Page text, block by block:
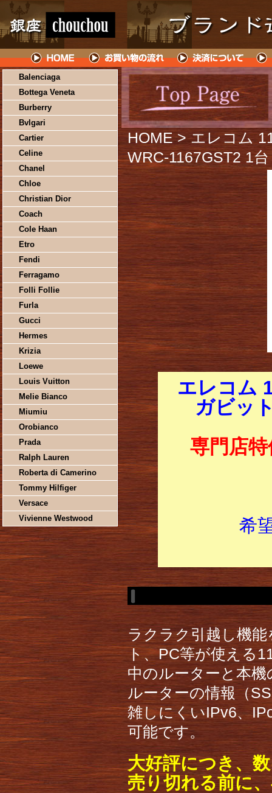
Balenciaga
Bottega Veneta
Burberry
Bvlgari
Cartier
Celine
Chanel
Chloe
Christian Dior
Coach
Cole Haan
Etro
Fendi
Ferragamo
Folli Follie
Furla
Gucci
Hermes
Krizia
Loewe
Louis Vuitton
Melie Bianco
Miumiu
Orobianco
Prada
Ralph Lauren
Roberta di Camerino
Tommy Hilfiger
Versace
Vivienne Westwood
HOME > エレコム
WRC-1167GST2 1台
エレコム
ガビッ
専門店特
希
ラクラク引越し機
ト、PC等が使える
中のルーターと本
ルーターの情報（
雑しにくいIPv6、
可能です。
大好評につき、
売り切れる前に